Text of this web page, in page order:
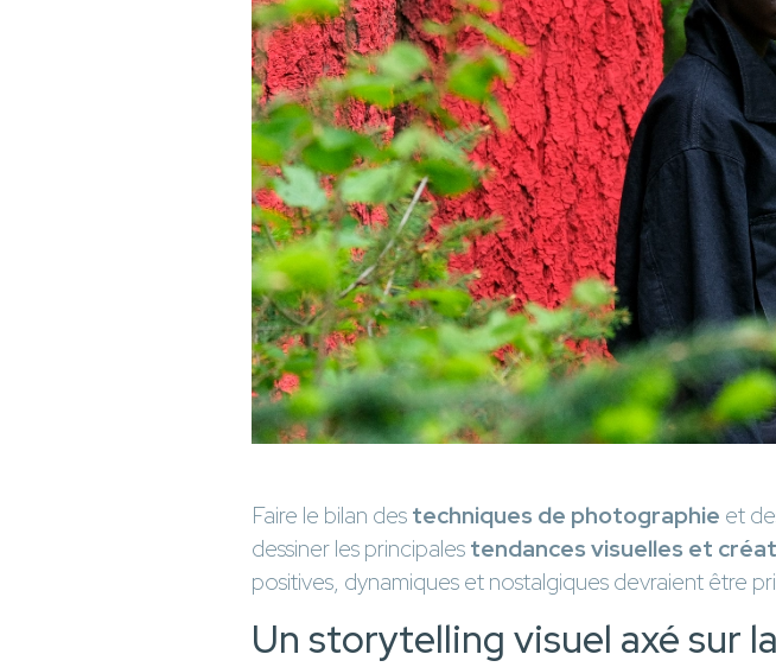
Faire le bilan destechniques de photographie et
dessiner les principalestendances visuelles et
positives, dynamiques et nostalgiques devraient être
Un storytelling visuel axé sur